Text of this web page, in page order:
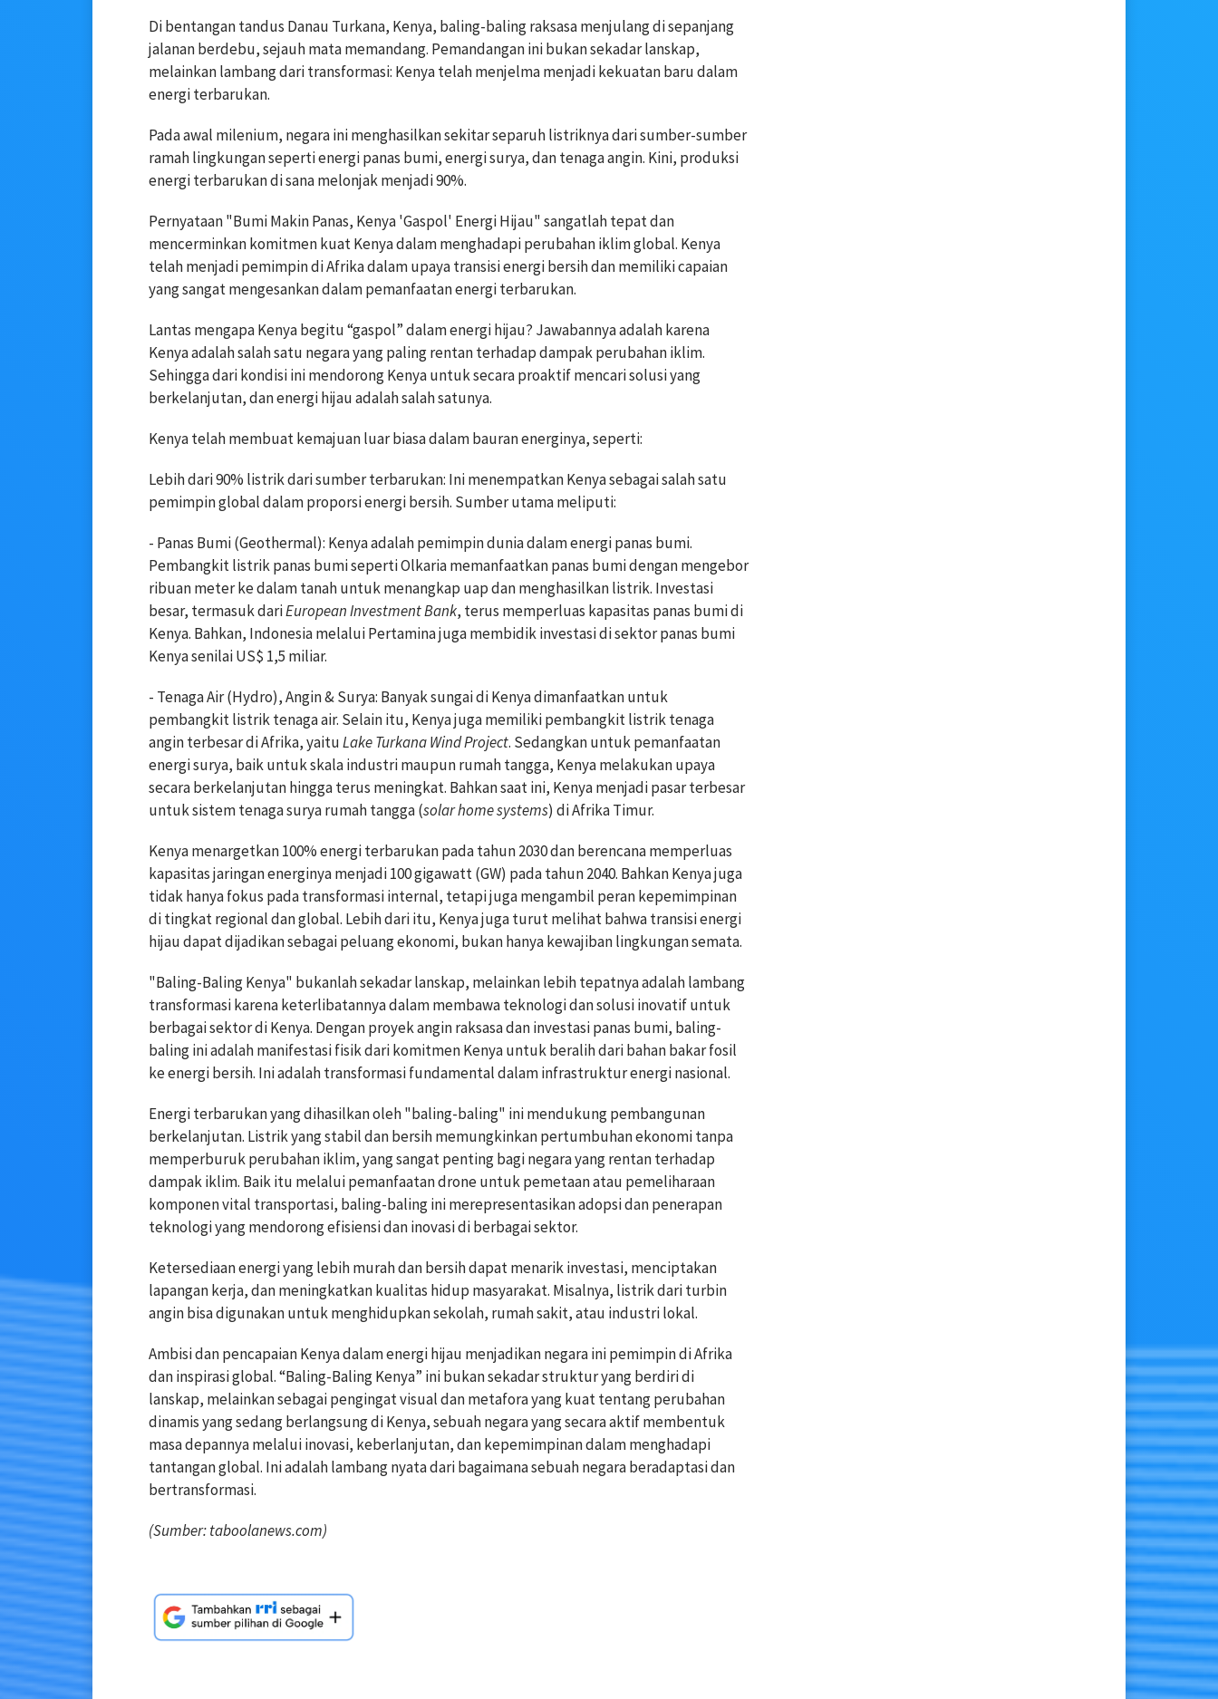
Di bentangan tandus Danau Turkana, Kenya, baling-baling raksasa menjulang di sepanjang
jalanan berdebu, sejauh mata memandang. Pemandangan ini bukan sekadar lanskap,
melainkan lambang dari transformasi: Kenya telah menjelma menjadi kekuatan baru dalam
energi terbarukan.
Pada awal milenium, negara ini menghasilkan sekitar separuh listriknya dari sumber-sumber
ramah lingkungan seperti energi panas bumi, energi surya, dan tenaga angin. Kini, produksi
energi terbarukan di sana melonjak menjadi 90%.
Pernyataan "Bumi Makin Panas, Kenya 'Gaspol' Energi Hijau" sangatlah tepat dan
mencerminkan komitmen kuat Kenya dalam menghadapi perubahan iklim global. Kenya
telah menjadi pemimpin di Afrika dalam upaya transisi energi bersih dan memiliki capaian
yang sangat mengesankan dalam pemanfaatan energi terbarukan.
Lantas mengapa Kenya begitu “gaspol” dalam energi hijau? Jawabannya adalah karena
Kenya adalah salah satu negara yang paling rentan terhadap dampak perubahan iklim.
Sehingga dari kondisi ini mendorong Kenya untuk secara proaktif mencari solusi yang
berkelanjutan, dan energi hijau adalah salah satunya.
Kenya telah membuat kemajuan luar biasa dalam bauran energinya, seperti:
Lebih dari 90% listrik dari sumber terbarukan: Ini menempatkan Kenya sebagai salah satu
pemimpin global dalam proporsi energi bersih. Sumber utama meliputi:
- Panas Bumi (Geothermal): Kenya adalah pemimpin dunia dalam energi panas bumi.
Pembangkit listrik panas bumi seperti Olkaria memanfaatkan panas bumi dengan mengebor
ribuan meter ke dalam tanah untuk menangkap uap dan menghasilkan listrik. Investasi
besar, termasuk dariEuropean Investment Bank, terus memperluas kapasitas panas bumi di
Kenya. Bahkan, Indonesia melalui Pertamina juga membidik investasi di sektor panas bumi
Kenya senilai US$ 1,5 miliar.
- Tenaga Air (Hydro), Angin & Surya: Banyak sungai di Kenya dimanfaatkan untuk
pembangkit listrik tenaga air. Selain itu, Kenya juga memiliki pembangkit listrik tenaga
angin terbesar di Afrika, yaituLake Turkana Wind Project. Sedangkan untuk pemanfaatan
energi surya, baik untuk skala industri maupun rumah tangga, Kenya melakukan upaya
secara berkelanjutan hingga terus meningkat. Bahkan saat ini, Kenya menjadi pasar terbesar
untuk sistem tenaga surya rumah tangga (solar home systems) di Afrika Timur.
Kenya menargetkan 100% energi terbarukan pada tahun 2030 dan berencana memperluas
kapasitas jaringan energinya menjadi 100 gigawatt (GW) pada tahun 2040. Bahkan Kenya juga
tidak hanya fokus pada transformasi internal, tetapi juga mengambil peran kepemimpinan
di tingkat regional dan global. Lebih dari itu, Kenya juga turut melihat bahwa transisi energi
hijau dapat dijadikan sebagai peluang ekonomi, bukan hanya kewajiban lingkungan semata.
"Baling-Baling Kenya" bukanlah sekadar lanskap, melainkan lebih tepatnya adalah lambang
transformasi karena keterlibatannya dalam membawa teknologi dan solusi inovatif untuk
berbagai sektor di Kenya. Dengan proyek angin raksasa dan investasi panas bumi, baling-
baling ini adalah manifestasi fisik dari komitmen Kenya untuk beralih dari bahan bakar fosil
ke energi bersih. Ini adalah transformasi fundamental dalam infrastruktur energi nasional.
Energi terbarukan yang dihasilkan oleh "baling-baling" ini mendukung pembangunan
berkelanjutan. Listrik yang stabil dan bersih memungkinkan pertumbuhan ekonomi tanpa
memperburuk perubahan iklim, yang sangat penting bagi negara yang rentan terhadap
dampak iklim. Baik itu melalui pemanfaatan drone untuk pemetaan atau pemeliharaan
komponen vital transportasi, baling-baling ini merepresentasikan adopsi dan penerapan
teknologi yang mendorong efisiensi dan inovasi di berbagai sektor.
Ketersediaan energi yang lebih murah dan bersih dapat menarik investasi, menciptakan
lapangan kerja, dan meningkatkan kualitas hidup masyarakat. Misalnya, listrik dari turbin
angin bisa digunakan untuk menghidupkan sekolah, rumah sakit, atau industri lokal.
Ambisi dan pencapaian Kenya dalam energi hijau menjadikan negara ini pemimpin di Afrika
dan inspirasi global. “Baling-Baling Kenya” ini bukan sekadar struktur yang berdiri di
lanskap, melainkan sebagai pengingat visual dan metafora yang kuat tentang perubahan
dinamis yang sedang berlangsung di Kenya, sebuah negara yang secara aktif membentuk
masa depannya melalui inovasi, keberlanjutan, dan kepemimpinan dalam menghadapi
tantangan global. Ini adalah lambang nyata dari bagaimana sebuah negara beradaptasi dan
bertransformasi.
(Sumber: taboolanews.com)